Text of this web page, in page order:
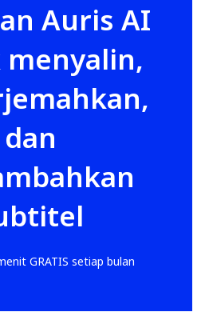
Auris AI
dan
GRATIS setiap bulan